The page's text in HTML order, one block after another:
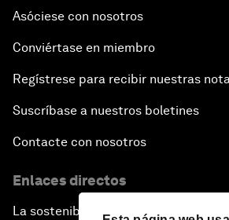
Asóciese con nosotros
Conviértase en miembro
Regístrese para recibir nuestras
Suscríbase a nuestros boletines
Contacte con nosotros
Enlaces directos
La sostenibilidad en el Foro